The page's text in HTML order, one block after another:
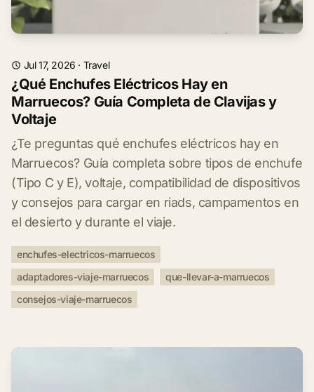
Jul 17, 2026 · Travel
¿Qué Enchufes Eléctricos Hay en
Marruecos? Guía Completa de Clavijas y
Voltaje
¿Te preguntas qué enchufes eléctricos hay en
Marruecos? Guía completa sobre tipos de enchufe
(Tipo C y E), voltaje, compatibilidad de dispositivos
y consejos para cargar en riads, campamentos en
el desierto y durante el viaje.
enchufes-electricos-marruecos
adaptadores-viaje-marruecos
que-llevar-a-marruecos
consejos-viaje-marruecos